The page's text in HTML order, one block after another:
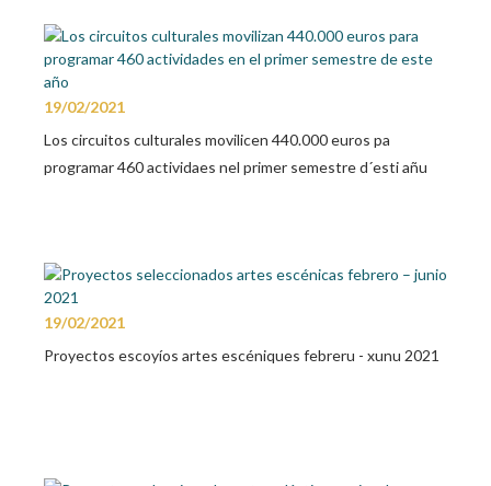
19/02/2021
Los circuitos culturales movilicen 440.000 euros pa
programar 460 actividaes nel primer semestre d´esti añu
19/02/2021
Proyectos escoyíos artes escéniques febreru - xunu 2021